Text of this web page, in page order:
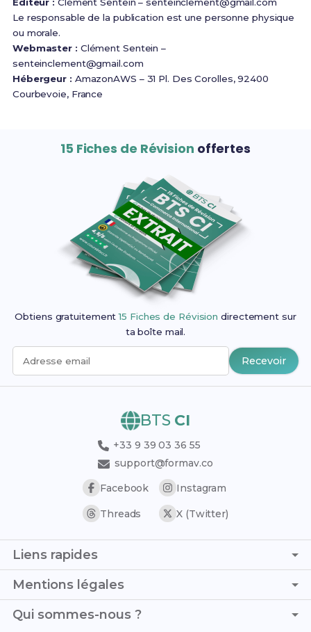
Le responsable de la publication est une personne physique
ou morale.
Webmaster : Clément Sentein –
senteinclement@gmail.com
Hébergeur : AmazonAWS – 31 Pl. Des Corolles, 92400
Courbevoie, France
15 Fiches de Révision offertes
Obtiens gratuitement15 Fiches de Révision directement sur
ta boîte mail.
Adresse email Recevoir
BTS CI
+33 9 39 03 36 55
support@formav.co
Facebook
Instagram
Threads X (Twitter)
Liens rapides
Page d'accueil
Simulateur de notes
Trouver son stage
Mentions légales
C.G.V. - C.G.U.
Qui sommes-nous ?